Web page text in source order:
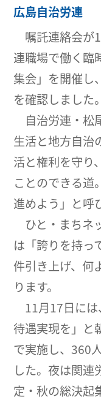
広島自治労連
嘱託連絡会が
連職場で働く臨
集会」を開催し
を確認しました。
自治労連・松
生活と地方自治
活と権利を守り
ことのできる道
進めよう」と呼
ひと・まちネ
は「誇りを持っ
件引き上げ、何
ります。
11月17日には
待遇実現を」と
で実施し、360
した。夜は関
定・秋の総決起